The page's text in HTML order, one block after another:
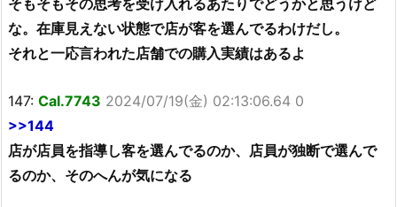
そもそもその思考を受け入れるあたりでどうかと思うけど
な。在庫見えない状態で店が客を選んでるわけだし。
それと一応言われた店舗での購入実績はあるよ
147: Cal.7743 2024/07/19(金) 02:13:06.64 0
>>144
店が店員を指導し客を選んでるのか、店員が独断で選んで
るのか、そのへんが気になる